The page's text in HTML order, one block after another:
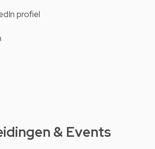
profiel
& Events